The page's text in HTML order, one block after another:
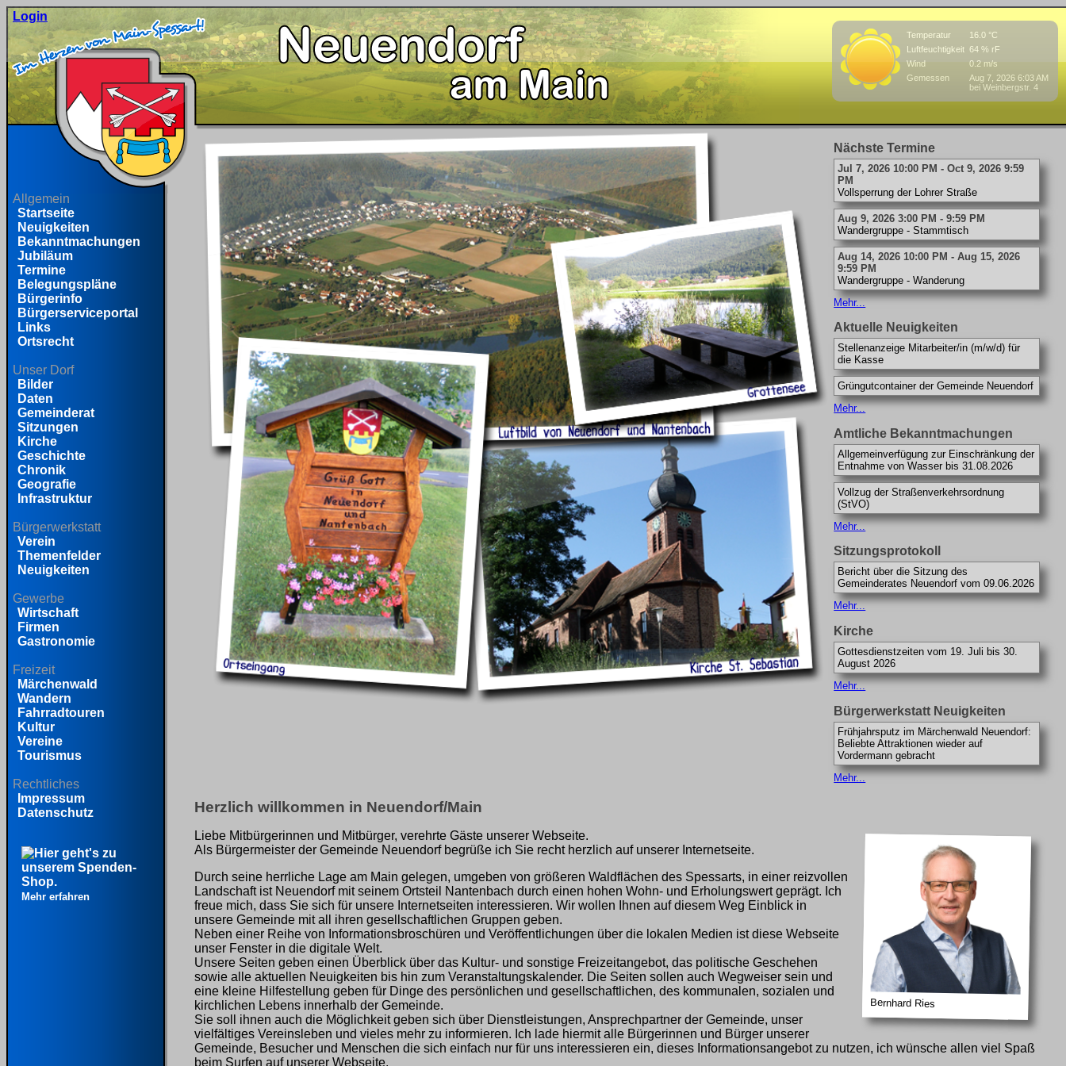
Allgemein
Startseite
Neuigkeiten
Bekanntmachungen
Jubiläum
Termine
Belegungspläne
Bürgerinfo
Bürgerserviceportal
Links
Ortsrecht
Unser Dorf
Bilder
Daten
Gemeinderat
Sitzungen
Kirche
Geschichte
Chronik
Geografie
Infrastruktur
Bürgerwerkstatt
Verein
Themenfelder
Neuigkeiten
Gewerbe
Wirtschaft
Firmen
Gastronomie
Freizeit
Märchenwald
Wandern
Fahrradtouren
Kultur
Vereine
Tourismus
Rechtliches
Impressum
Datenschutz
Mehr erfahren
Nächste Termine
Jul 7, 2026 10:00 PM - Oct 9, 2026 9:59
PM
Vollsperrung der Lohrer Straße
Aug 9, 2026 3:00 PM - 9:59 PM
Wandergruppe - Stammtisch
Aug 14, 2026 10:00 PM - Aug 15, 2026
9:59 PM
Wandergruppe - Wanderung
Mehr...
Aktuelle Neuigkeiten
Stellenanzeige Mitarbeiter/in (m/w/d) für
die Kasse
Grüngutcontainer der Gemeinde Neuendorf
Mehr...
Amtliche Bekanntmachungen
Allgemeinverfügung zur Einschränkung der
Entnahme von Wasser bis 31.08.2026
Vollzug der Straßenverkehrsordnung
(StVO)
Mehr...
Sitzungsprotokoll
Bericht über die Sitzung des
Gemeinderates Neuendorf vom 09.06.2026
Mehr...
Kirche
Gottesdienstzeiten vom 19. Juli bis 30.
August 2026
Mehr...
Bürgerwerkstatt Neuigkeiten
Frühjahrsputz im Märchenwald Neuendorf:
Beliebte Attraktionen wieder auf
Vordermann gebracht
Mehr...
Herzlich willkommen in Neuendorf/Main
Bernhard Ries
Liebe Mitbürgerinnen und Mitbürger, verehrte Gäste unserer Webseite.
Als Bürgermeister der Gemeinde Neuendorf begrüße ich Sie recht herzlich auf unserer Internetseite.
Durch seine herrliche Lage am Main gelegen, umgeben von größeren Waldflächen des Spessarts, in einer reizvollen
Landschaft ist Neuendorf mit seinem Ortsteil Nantenbach durch einen hohen Wohn- und Erholungswert geprägt. Ich
freue mich, dass Sie sich für unsere Internetseiten interessieren. Wir wollen Ihnen auf diesem Weg Einblick in
unsere Gemeinde mit all ihren gesellschaftlichen Gruppen geben.
Neben einer Reihe von Informationsbroschüren und Veröffentlichungen über die lokalen Medien ist diese Webseite
unser Fenster in die digitale Welt.
Unsere Seiten geben einen Überblick über das Kultur- und sonstige Freizeitangebot, das politische Geschehen
sowie alle aktuellen Neuigkeiten bis hin zum Veranstaltungskalender. Die Seiten sollen auch Wegweiser sein und
eine kleine Hilfestellung geben für Dinge des persönlichen und gesellschaftlichen, des kommunalen, sozialen und
kirchlichen Lebens innerhalb der Gemeinde.
Sie soll ihnen auch die Möglichkeit geben sich über Dienstleistungen, Ansprechpartner der Gemeinde, unser
vielfältiges Vereinsleben und vieles mehr zu informieren. Ich lade hiermit alle Bürgerinnen und Bürger unserer
Gemeinde, Besucher und Menschen die sich einfach nur für uns interessieren ein, dieses Informationsangebot zu nutzen, ich wünsche allen viel Spaß
beim Surfen auf unserer Webseite.
Temperatur
16.0 °C
Luftfeuchtigkeit 64 % rF
Wind
0.2 m/s
Gemessen
Aug 7, 2026 6:03 AM
bei Weinbergstr. 4
Login